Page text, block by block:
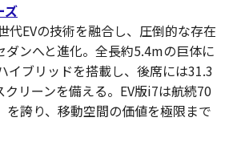
ズ
代EVの技術を融合し、圧倒的な存在
ダンへと進化。全長約5.4mの巨体に
イブリッドを搭載し、後席には31.3
リーンを備える。EV版i7は航続70
誇り、移動空間の価値を極限まで